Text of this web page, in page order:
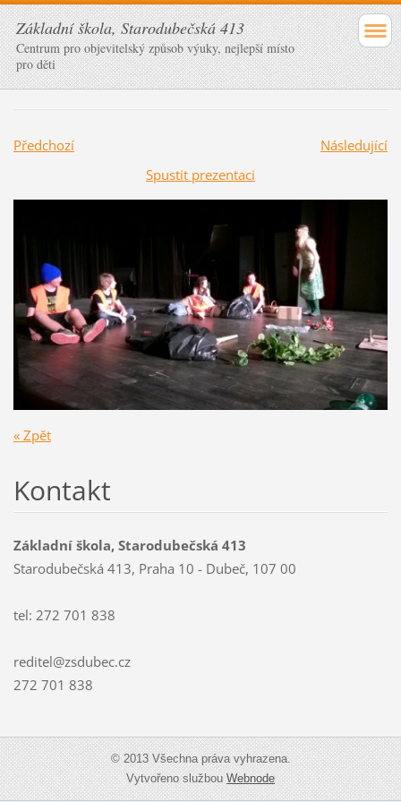
Základní škola, Starodubečská 413
Centrum pro objevitelský způsob výuky, nejlepší místo
pro děti
Předchozí
Následující
Spustit prezentaci
« Zpět
Kontakt
Základní škola, Starodubečská 413
Starodubečská 413, Praha 10 - Dubeč, 107 00
tel: 272 701 838
reditel@zsdubec.cz
272 701 838
© 2013 Všechna práva vyhrazena.
Vytvořeno službouWebnode